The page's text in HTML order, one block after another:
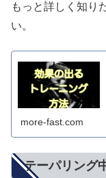
もっと詳しく知り
い。
more-fast.com
テーパリング